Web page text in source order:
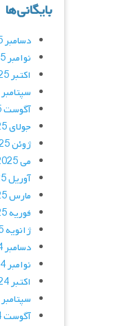
بایگانی‌ها
دسامبر 2025
نوامبر 2025
اکتبر 2025
سپتامبر 2025
آگوست 2025
جولای 2025
ژوئن 2025
می 2025
آوریل 2025
مارس 2025
فوریه 2025
ژانویه 2025
دسامبر 2024
نوامبر 2024
اکتبر 2024
سپتامبر 2024
آگوست 2024